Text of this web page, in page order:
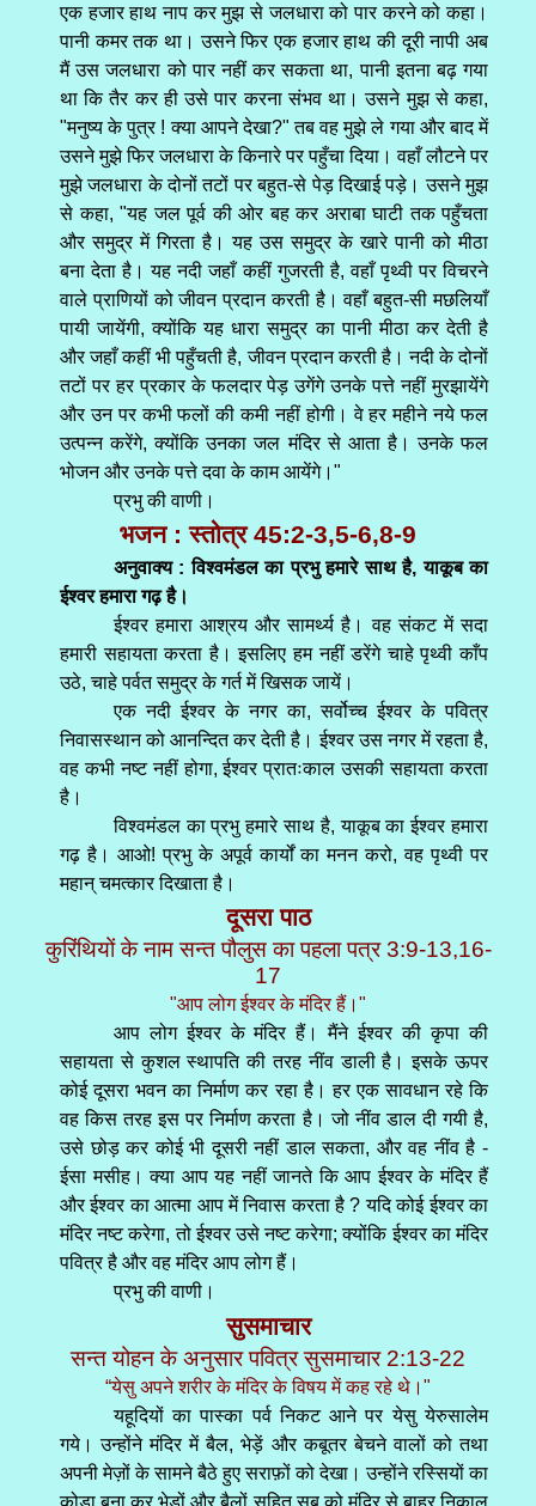
एक हजार हाथ नाप कर मुझ से जलधारा को पार करने को कहा।
पानी कमर तक था। उसने फिर एक हजार हाथ की दूरी नापी अब
मैं उस जलधारा को पार नहीं कर सकता था, पानी इतना बढ़ गया
था कि तैर कर ही उसे पार करना संभव था। उसने मुझ से कहा,
"मनुष्य के पुत्र ! क्या आपने देखा?" तब वह मुझे ले गया और बाद में
उसने मुझे फिर जलधारा के किनारे पर पहुँचा दिया। वहाँ लौटने पर
मुझे जलधारा के दोनों तटों पर बहुत-से पेड़ दिखाई पड़े। उसने मुझ
से कहा, "यह जल पूर्व की ओर बह कर अराबा घाटी तक पहुँचता
और समुद्र में गिरता है। यह उस समुद्र के खारे पानी को मीठा
बना देता है। यह नदी जहाँ कहीं गुजरती है, वहाँ पृथ्वी पर विचरने
वाले प्राणियों को जीवन प्रदान करती है। वहाँ बहुत-सी मछलियाँ
पायी जायेंगी, क्योंकि यह धारा समुद्र का पानी मीठा कर देती है
और जहाँ कहीं भी पहुँचती है, जीवन प्रदान करती है। नदी के दोनों
तटों पर हर प्रकार के फलदार पेड़ उगेंगे उनके पत्ते नहीं मुरझायेंगे
और उन पर कभी फलों की कमी नहीं होगी। वे हर महीने नये फल
उत्पन्न करेंगे, क्योंकि उनका जल मंदिर से आता है। उनके फल
भोजन और उनके पत्ते दवा के काम आयेंगे।"
प्रभु की वाणी।
भजन : स्तोत्र 45:2-3,5-6,8-9
अनुवाक्य : विश्वमंडल का प्रभु हमारे साथ है, याकूब का
ईश्वर हमारा गढ़ है।
ईश्वर हमारा आश्रय और सामर्थ्य है। वह संकट में सदा
हमारी सहायता करता है। इसलिए हम नहीं डरेंगे चाहे पृथ्वी काँप
उठे, चाहे पर्वत समुद्र के गर्त में खिसक जायें।
एक नदी ईश्वर के नगर का, सर्वोच्च ईश्वर के पवित्र
निवासस्थान को आनन्दित कर देती है। ईश्वर उस नगर में रहता है,
वह कभी नष्ट नहीं होगा, ईश्वर प्रातःकाल उसकी सहायता करता
है।
विश्वमंडल का प्रभु हमारे साथ है, याकूब का ईश्वर हमारा
गढ़ है। आओ! प्रभु के अपूर्व कार्यों का मनन करो, वह पृथ्वी पर
महान् चमत्कार दिखाता है।
दूसरा पाठ
कुरिंथियों के नाम सन्त पौलुस का पहला पत्र 3:9-13,16-
17
"आप लोग ईश्वर के मंदिर हैं।"
आप लोग ईश्वर के मंदिर हैं। मैंने ईश्वर की कृपा की
सहायता से कुशल स्थापति की तरह नींव डाली है। इसके ऊपर
कोई दूसरा भवन का निर्माण कर रहा है। हर एक सावधान रहे कि
वह किस तरह इस पर निर्माण करता है। जो नींव डाल दी गयी है,
उसे छोड़ कर कोई भी दूसरी नहीं डाल सकता, और वह नींव है -
ईसा मसीह। क्या आप यह नहीं जानते कि आप ईश्वर के मंदिर हैं
और ईश्वर का आत्मा आप में निवास करता है ? यदि कोई ईश्वर का
मंदिर नष्ट करेगा, तो ईश्वर उसे नष्ट करेगा; क्योंकि ईश्वर का मंदिर
पवित्र है और वह मंदिर आप लोग हैं।
प्रभु की वाणी।
सुसमाचार
सन्त योहन के अनुसार पवित्र सुसमाचार 2:13-22
“येसु अपने शरीर के मंदिर के विषय में कह रहे थे।"
यहूदियों का पास्का पर्व निकट आने पर येसु येरुसालेम
गये। उन्होंने मंदिर में बैल, भेड़ें और कबूतर बेचने वालों को तथा
अपनी मेज़ों के सामने बैठे हुए सराफ़ों को देखा। उन्होंने रस्सियों का
कोड़ा बना कर भेड़ों और बैलों सहित सब को मंदिर से बाहर निकाल